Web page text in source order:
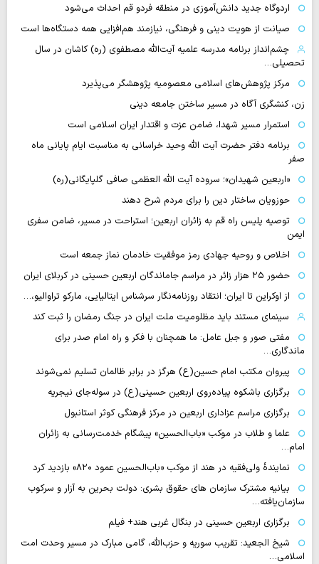
اردوگاه جدید دانش‌آموزی در منطقه فردو قم احداث می‌شود
صیانت از هویت دینی و فرهنگی، نیازمند هم‌افزایی همه دستگاه‌ها است
چشم‌انداز برنامه مدرسه علمیه آیت‌الله مصطفوی (ره) کاشان در سال
تحصیلی…
مرکز پژوهش‌های اسلامی معصومیه پژوهشگر می‌پذیرد
زن، کنشگری آگاه در مسیر ساختن جامعه دینی
استمرار مسیر شهدا، ضامن عزت و اقتدار ایران اسلامی است
برنامه دفتر حضرت آیت الله وحید خراسانی به مناسبت ایام پایانی ماه
صفر
«اربعین شهیدان»؛ سروده آیت الله العظمی صافی گلپایگانی(ره)
حوزویان ساختار دین را برای مردم شرح دهند
توصیه پلیس راه قم به زائران اربعین؛ استراحت در مسیر، ضامن سفری
ایمن
اخلاص و روحیه جهادی رمز موفقیت خادمان نماز جمعه است
حضور ۲۵ هزار زائر در مراسم جاماندگان اربعین حسینی در کربلای ایران
از اوکراین تا ایران؛ انتقاد روزنامه‌نگار سرشناس ایتالیایی، مارکو تراوالیو،…
سینمای مستند باید مظلومیت ملت ایران در جنگ رمضان را ثبت کند
مفتی صور و جبل عامل: ما همچنان با فکر و راه امام صدر برای
ماندگاری…
پیروان مکتب امام حسین(ع) هرگز در برابر ظالمان تسلیم نمی‌شوند
برگزاری باشکوه پیاده‌روی اربعین حسینی(ع) در سوله‌جای نیجریه
برگزاری مراسم عزاداری اربعین در مرکز فرهنگی کوثر استانبول
علما و طلاب در موکب «باب‌الحسین» پیشگام خدمت‌رسانی به زائران
امام…
نمایندهٔ ولی‌فقیه در هند از موکب «باب‌الحسین عمود ۸۲۰» بازدید کرد
بیانیه مشترک سازمان های حقوق بشری: دولت بحرین به آزار و سرکوب
سازمان‌یافته…
برگزاری اربعین حسینی در بنگال غربی هند+ فیلم
شیخ الجعید: تقریب سوریه و حزب‌الله، گامی مبارک در مسیر وحدت امت
اسلامی…